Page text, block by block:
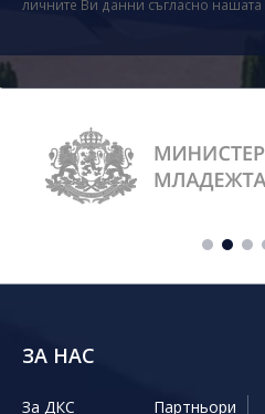
личните Ви данни съгласно нашата
ЗА НАС
За ДКС
Партньори